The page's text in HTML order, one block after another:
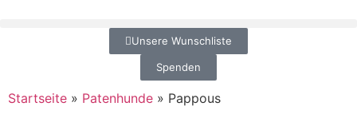
Unsere Wunschliste
Spenden
Startseite » Patenhunde » Pappous